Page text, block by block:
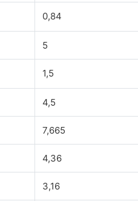
0,84
5
1,5
4,5
7,665
4,36
3,16